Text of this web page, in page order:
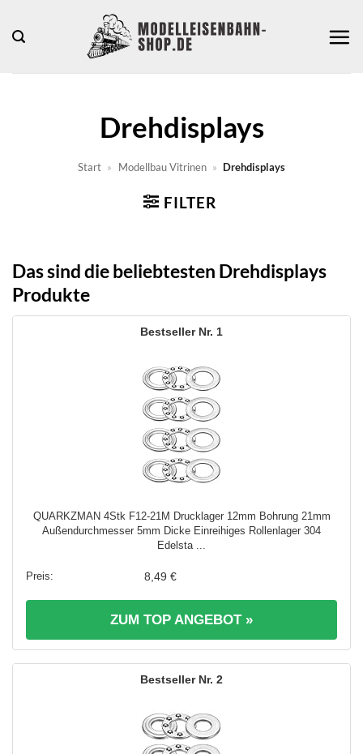
Inhalt
Drehdisplays
Start » Modellbau Vitrinen » Drehdisplays
FILTER
Das sind die beliebtesten Drehdisplays
Produkte
1
QUARKZMAN 4Stk F12-21M Drucklager 12mm Bohrung 21mm
Außendurchmesser 5mm Dicke Einreihiges Rollenlager 304
Edelsta ...
8,49 €
ZUM TOP ANGEBOT »
2